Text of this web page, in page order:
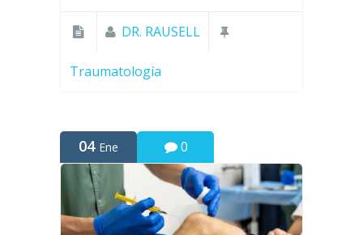
DR. RAUSELL
Traumatología
04 Ene 0